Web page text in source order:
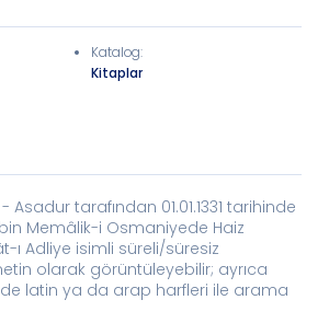
Katalog:
Kitaplar
tarafından 01.01.1331 tarihinde
Memâlik-i Osmaniyede Haiz
ı Adliye isimli süreli/süresiz
olarak görüntüleyebilir; ayrıca
latin ya da arap harfleri ile arama